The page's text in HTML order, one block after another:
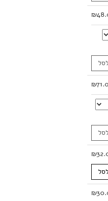
₪טווח
מחירים:
₪טווח
מחירים:
₪
₪